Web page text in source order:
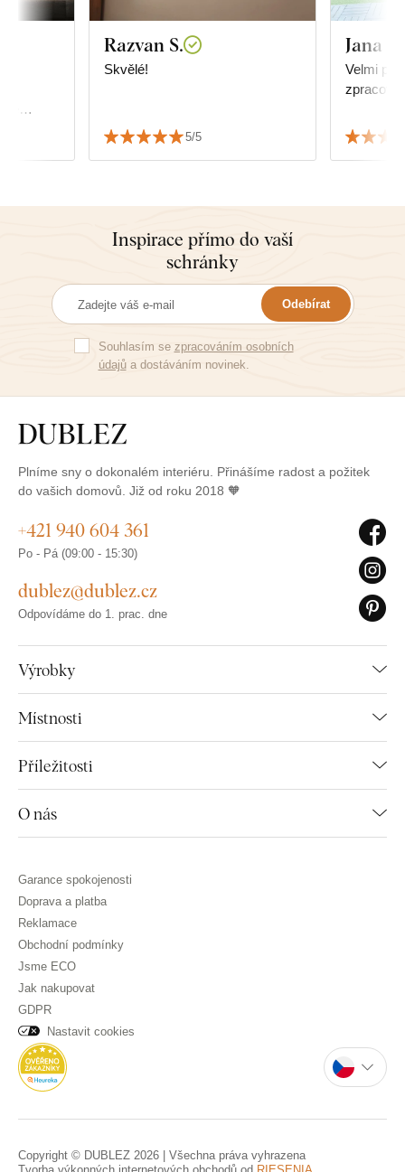
Razvan S.
Skvělé!
5/5
Jana
Velmi
Inspirace přímo do vaší
schránky
Odebírat
Souhlasím se zpracováním osobních
údajůa dostáváním novinek.
Plníme sny o dokonalém interiéru. Přinášíme radost a požitek
do vašich domovů. Již od roku 2018 🧡
Výrobky
Místnosti
Příležitosti
O nás
+421 940 604 361
Po - Pá (09:00 - 15:30)
dublez@dublez.cz
Odpovídáme do 1. prac. dne
Garance spokojenosti
Doprava a platba
Reklamace
Obchodní podmínky
Jsme ECO
Jak nakupovat
GDPR
Nastavit cookies
Copyright © DUBLEZ 2026 | Všechna práva vyhrazena